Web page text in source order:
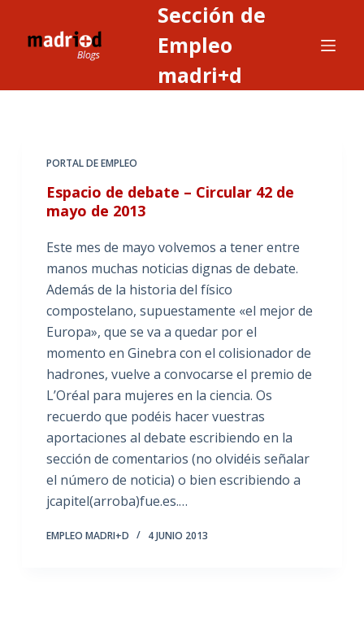
Sección de
Empleo
madri+d
PORTAL DE EMPLEO
Espacio de debate – Circular 42 de
mayo de 2013
Este mes de mayo volvemos a tener entre
manos muchas noticias dignas de debate.
Además de la historia del físico
compostelano, supuestamente «el mejor de
Europa», que se va a quedar por el
momento en Ginebra con el colisionador de
hadrones, vuelve a convocarse el premio de
L’Oréal para mujeres en la ciencia. Os
recuerdo que podéis hacer vuestras
aportaciones al debate escribiendo en la
sección de comentarios (no olvidéis señalar
el número de noticia) o bien escribiendo a
jcapitel(arroba)fue.es.…
EMPLEO MADRI+D 4 JUNIO 2013